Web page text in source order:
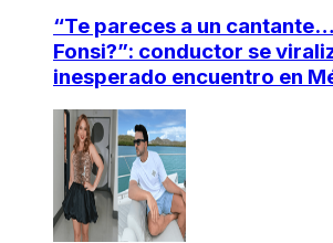
“Te pareces a un
Fonsi?”: conductor se
inesperado encuentro en